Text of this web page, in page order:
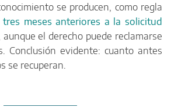
se producen, como regla
tres meses anteriores a la solicitud
aunque el derecho puede reclamarse
Conclusión evidente: cuanto antes
se recuperan.